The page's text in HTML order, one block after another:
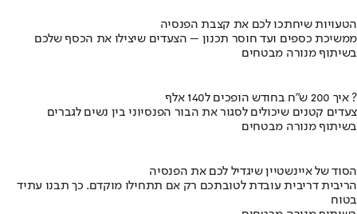
הטעויות שיחתכו לכם את קצבת הפנסיה
ממשיכת כספים ועד חוסר תכנון – הצעדים שיצילו את הכסף שלכם
בשיתוף מנורה מבטחים
איך 200 ש"ח בחודש הופכים ל140 אלף ?
צעדים קטנים שיכולים לסגור את הבור הפנסיוני בין נשים לגברים
בשיתוף מנורה מבטחים
הסוד של איינשטיין שיגדיל לכם את הפנסיה
הריבית דריבית עובדת לטובתכם רק אם תתחילו מוקדם. כך תבנו עתיד
בטוח